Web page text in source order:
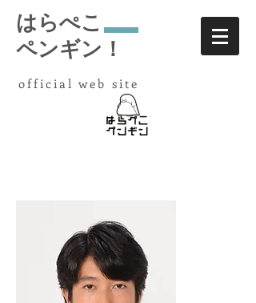
はらぺこ
ペンギン！
​ official web site